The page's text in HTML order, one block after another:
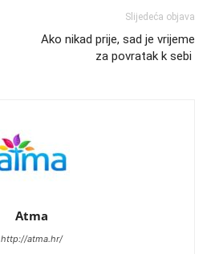
Slijedeća objava
Ako nikad prije, sad je vrijeme
za povratak k sebi
Atma
http://atma.hr/